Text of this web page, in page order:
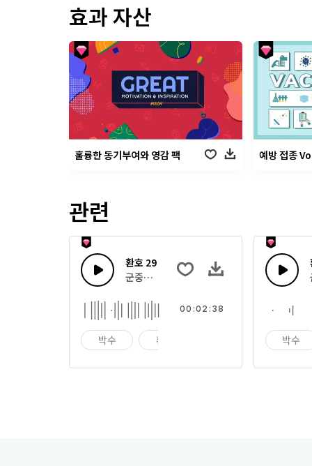
효과 자산
훌륭한 동기부여와 영감 팩 예방 접종
관련
환호 29
군중들의 큰과 작은 박수, 환호의 집합
박수 환호
00:02:38
박수